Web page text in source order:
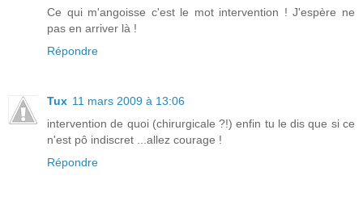
Ce qui m'angoisse c'est le mot intervention ! J'espère ne
pas en arriver là !
Répondre
Tux 11 mars 2009 à 13:06
intervention de quoi (chirurgicale ?!) enfin tu le dis que si ce
n'est pô indiscret ...allez courage !
Répondre